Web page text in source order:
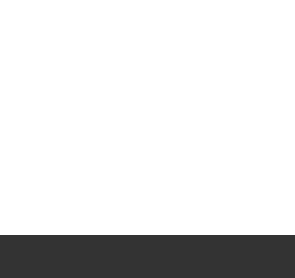
要な対策の全体像
トフォームの選び方